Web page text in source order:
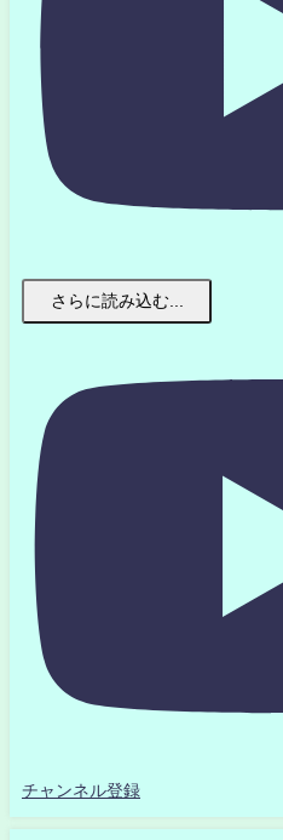
さらに読み込む...
チャンネル登録